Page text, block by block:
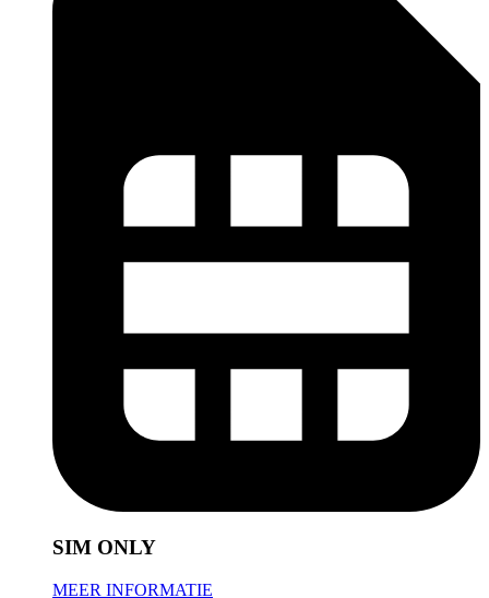
SIM ONLY
MEER INFORMATIE